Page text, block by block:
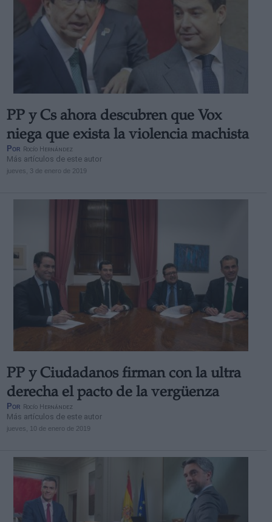
PP y Cs ahora descubren que Vox
niega que exista la violencia machista
Por Rocío Hernández
Más artículos de este autor
jueves, 3 de enero de 2019
PP y Ciudadanos firman con la ultra
derecha el pacto de la vergüenza
Por Rocío Hernández
Más artículos de este autor
jueves, 10 de enero de 2019